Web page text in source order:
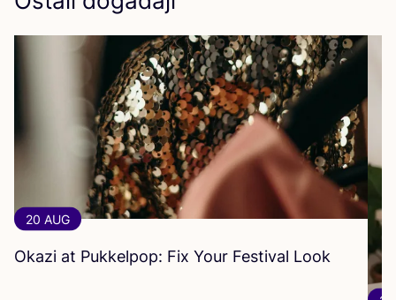
20 AUG
Okazi at Pukkelpop: Fix Your Festival Look